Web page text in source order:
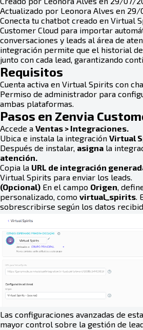
Actualizado por Leonora Alves en 29/
Conecta tu chatbot creado en Virtual
Customer Cloud para importar
conversaciones y leads al área de
integración permite que el historial
junto con cada lead, garantizando
Requisitos
Cuenta activa en Virtual Spirits con
Permiso de administrador para
ambas plataformas.
Pasos en Zenvia
Accede a Ventas > Integraciones.
Ubica e instala la integración Virtual
Después de instalar, asigna la
atención.
Copia la URL de integración
Virtual Spirits para enviar los leads.
(Opcional) En el campo Origen,
personalizado, como virtual_spirits.
sobrescribirse según los datos
Las configuraciones avanzadas de
mayor control sobre la gestión de